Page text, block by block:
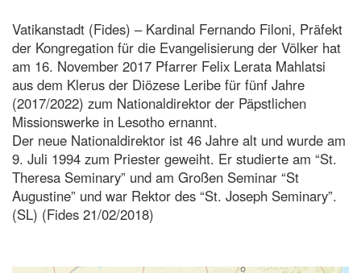
Vatikanstadt (Fides) – Kardinal Fernando Filoni, Präfekt
der Kongregation für die Evangelisierung der Völker hat
am 16. November 2017 Pfarrer Felix Lerata Mahlatsi
aus dem Klerus der Diözese Leribe für fünf Jahre
(2017/2022) zum Nationaldirektor der Päpstlichen
Missionswerke in Lesotho ernannt.
Der neue Nationaldirektor ist 46 Jahre alt und wurde am
9. Juli 1994 zum Priester geweiht. Er studierte am “St.
Theresa Seminary” und am Großen Seminar “St
Augustine” und war Rektor des “St. Joseph Seminary”.
(SL) (Fides 21/02/2018)